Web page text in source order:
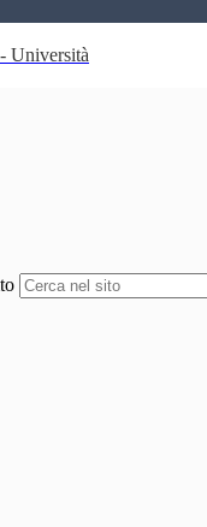
Università